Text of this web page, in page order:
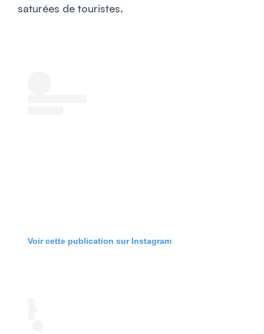
saturées de touristes.
Voir cette publication sur Instagram